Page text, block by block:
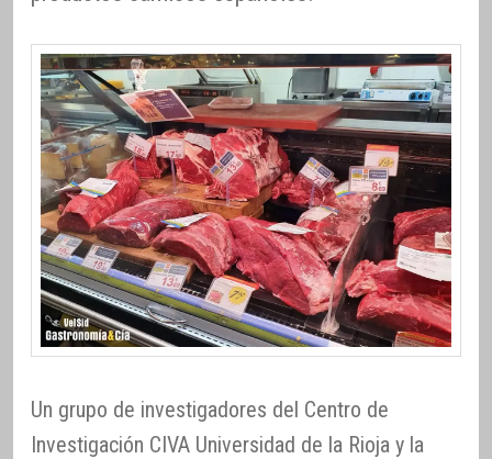
Un grupo de investigadores del Centro de
Investigación CIVA Universidad de la Rioja y la